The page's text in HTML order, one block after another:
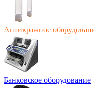
Антикражное
Банковское оборудование